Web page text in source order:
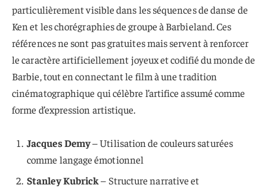
particulièrement visible dans les séquences de danse de
Ken et les chorégraphies de groupe à Barbieland. Ces
références ne sont pas gratuites mais servent à renforcer
le caractère artificiellement joyeux et codifié du monde de
Barbie, tout en connectant le film à une tradition
cinématographique qui célèbre l’artifice assumé comme
forme d’expression artistique.
Jacques Demy– Utilisation de couleurs saturées
comme langage émotionnel
Stanley Kubrick– Structure narrative et